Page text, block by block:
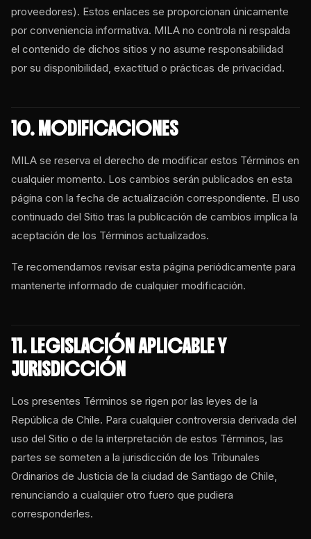
proveedores). Estos enlaces se proporcionan únicamente
por conveniencia informativa. MILA no controla ni respalda
el contenido de dichos sitios y no asume responsabilidad
por su disponibilidad, exactitud o prácticas de privacidad.
10. MODIFICACIONES
MILA se reserva el derecho de modificar estos Términos en
cualquier momento. Los cambios serán publicados en esta
página con la fecha de actualización correspondiente. El uso
continuado del Sitio tras la publicación de cambios implica la
aceptación de los Términos actualizados.
Te recomendamos revisar esta página periódicamente para
mantenerte informado de cualquier modificación.
11. LEGISLACIÓN APLICABLE Y
JURISDICCIÓN
Los presentes Términos se rigen por las leyes de la
República de Chile. Para cualquier controversia derivada del
uso del Sitio o de la interpretación de estos Términos, las
partes se someten a la jurisdicción de los Tribunales
Ordinarios de Justicia de la ciudad de Santiago de Chile,
renunciando a cualquier otro fuero que pudiera
corresponderles.